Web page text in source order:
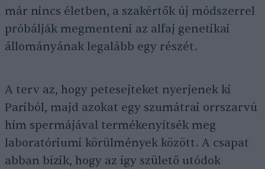
már nincs életben, a szakértők új módszerrel
próbálják megmenteni az alfaj genetikai
állományának legalább egy részét.
A terv az, hogy petesejteket nyerjenek ki
Pariból, majd azokat egy szumátrai orrszarvú
hím spermájával termékenyítsék meg
laboratóriumi körülmények között. A csapat
abban bízik, hogy az így születő utódok